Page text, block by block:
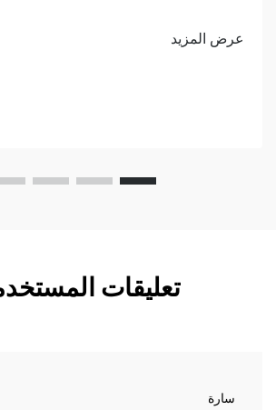
عرض المزيد
تعليقات
سارة